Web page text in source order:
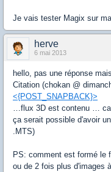
Je vais tester Magix sur
herve
6 mai 2013
hello, pas une réponse
Citation (chokan @
<{POST_SNAPBACK}>
…flux 3D est contenu …
ça serait possible d'avoir
.MTS)
PS: comment est formé le
ou de 2 fois plus d'images